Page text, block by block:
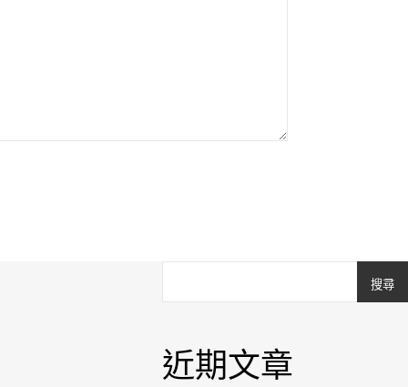
搜尋
近期文章